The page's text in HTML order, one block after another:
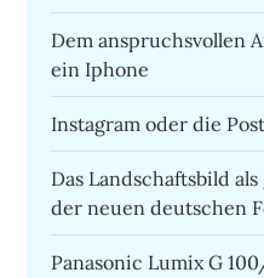
Dem anspruchsvollen
ein Iphone
Instagram oder die
Das Landschaftsbild
der neuen deutschen
Panasonic Lumix G